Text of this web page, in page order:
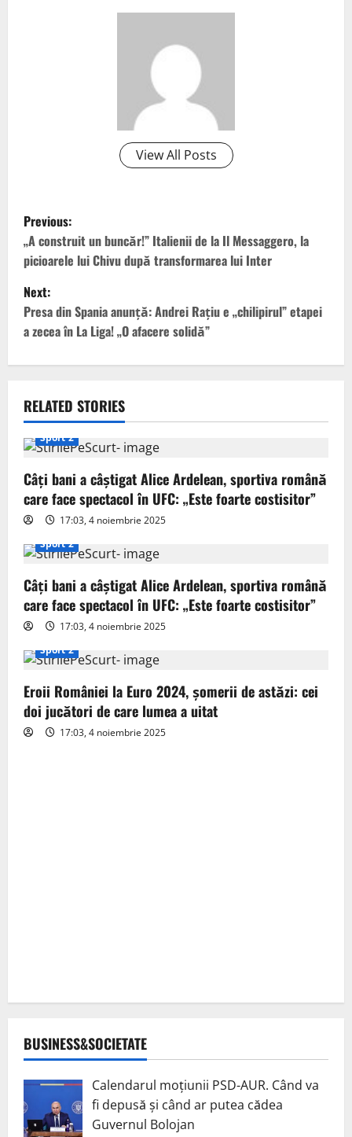
View All Posts
P
o
s
t
n
v
i
g
a
t
i
o
n
Previous:
„A construit un buncăr!” Italienii de la Il Messaggero, la
picioarele lui Chivu după transformarea lui Inter
Next:
Presa din Spania anunță: Andrei Rațiu e „chilipirul” etapei
a zecea în La Liga! „O afacere solidă”
RELATED STORIES
Sport 2
Câți bani a câștigat Alice Ardelean, sportiva română
care face spectacol în UFC: „Este foarte costisitor”
17:03, 4 noiembrie 2025
Sport 2
Câți bani a câștigat Alice Ardelean, sportiva română
care face spectacol în UFC: „Este foarte costisitor”
17:03, 4 noiembrie 2025
Sport 2
Eroii României la Euro 2024, șomerii de astăzi: cei
doi jucători de care lumea a uitat
17:03, 4 noiembrie 2025
BUSINESS&SOCIETATE
Calendarul moțiunii PSD-AUR. Când va
fi depusă și când ar putea cădea
Guvernul Bolojan